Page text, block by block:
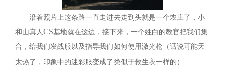
沿着照片上这条路一直走进去走到头就是一个农庄了，小
和山真人 CS基地就在这边，接下来，一个姓白的教官把我们集
合，给我们发战服以及指导我们如何使用激光枪（话说可能天
太热了，印象中的迷彩服变成了类似于救生衣一样的）